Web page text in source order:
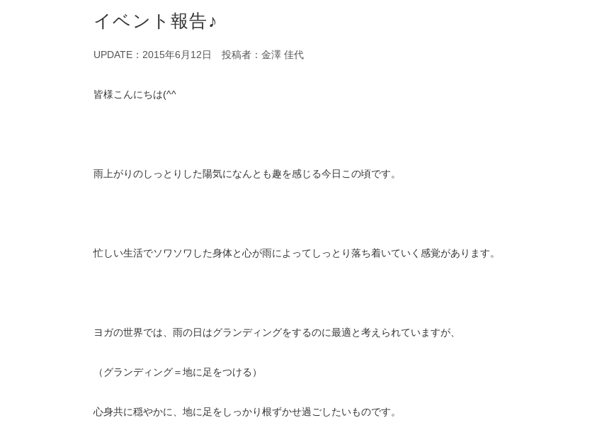
イベント報告♪
UPDATE：2015年6月12日 投稿者：金澤 佳代
皆様こんにちは(^^
雨上がりのしっとりした陽気になんとも趣を感じる今日この頃です。
忙しい生活でソワソワした身体と心が雨によってしっとり落ち着いていく感覚があります。
ヨガの世界では、雨の日はグランディングをするのに最適と考えられていますが、
（グランディング＝地に足をつける）
心身共に穏やかに、地に足をしっかり根ずかせ過ごしたいものです。